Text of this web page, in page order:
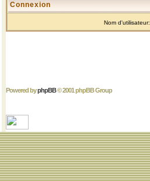
Connexion
Nom d'utilisateur:
Powered byphpBB© 2001 phpBB Group